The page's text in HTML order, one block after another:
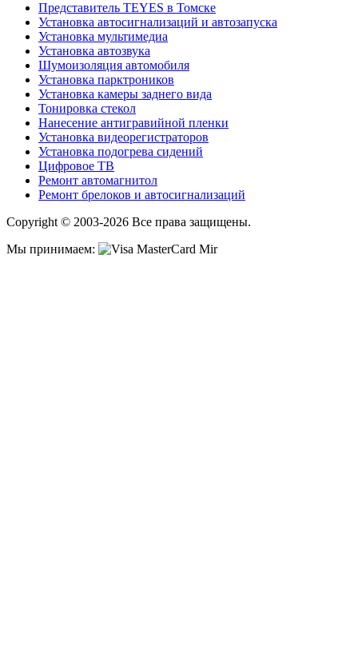
Представитель TEYES в Томске
Установка автосигнализаций и автозапуска
Установка мультимедиа
Установка автозвука
Шумоизоляция автомобиля
Установка парктроников
Установка камеры заднего вида
Тонировка стекол
Нанесение антигравийной пленки
Установка видеорегистраторов
Установка подогрева сидений
Цифровое ТВ
Ремонт автомагнитол
Ремонт брелоков и автосигнализаций
Copyright © 2003-2026 Все права защищены.
Мы принимаем: